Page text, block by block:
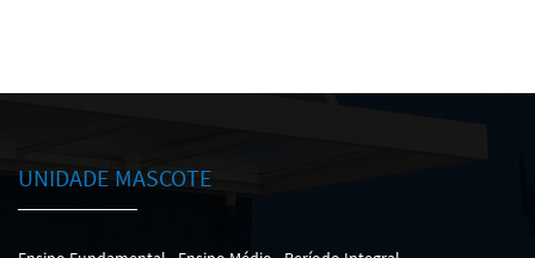
UNIDADE MASCOTE